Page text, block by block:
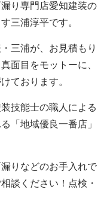
り専門店愛知建装の
三浦淳平です。
三浦が、お見積もり
面目をモットーに、
ております。
技能士の職人による
「地域優良一番店」
りなどのお手入れで
談ください！点検・